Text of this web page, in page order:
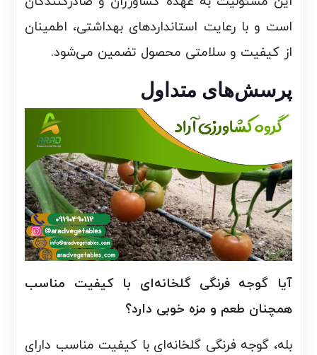
است و با رعایت استانداردهای بهداشتی، اطمینان
از کیفیت و سلامتی محصول تضمین می‌شود.
پرسش‌های متداول
آیا گوجه فرنگی گلخانه‌ای با کیفیت مناسب
همچنان طعم و مزه خوبی دارد؟
بله، گوجه فرنگی گلخانه‌ای با کیفیت مناسب دارای